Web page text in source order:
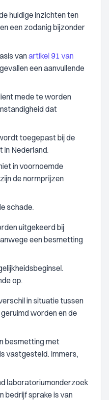
huidige inzichten ten
een zodanig bijzonder
vanartikel 91 van
een aanvullende
mede te worden
dat
toegepast bij de
in Nederland.
in voornoemde
de normprijzen
schade.
uitgekeerd bij
een besmetting
op.
in situatie tussen
worden en de
besmetting met
vastgesteld. Immers,
laboratoriumonderzoek
bedrijf sprake is van